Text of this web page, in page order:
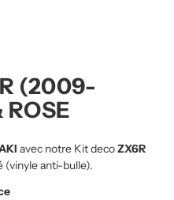
(2009-
ROSE
avec notre Kit decoZX6R
(vinyle anti-bulle).